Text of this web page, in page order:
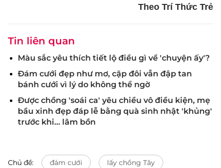
Theo Trí Thức Trẻ
Tin liên quan
Màu sắc yêu thích tiết lộ điều gì về 'chuyện ấy'?
Đám cưới đẹp như mơ, cặp đôi vẫn đập tan
bánh cưới vì lý do không thể ngờ
Được chồng 'soái ca' yêu chiều vô điều kiện, mẹ
bầu xinh đẹp đáp lễ bằng quà sinh nhật 'khủng'
trước khi... lâm bồn
Chủ đề: đám cưới lấy chồng Tây